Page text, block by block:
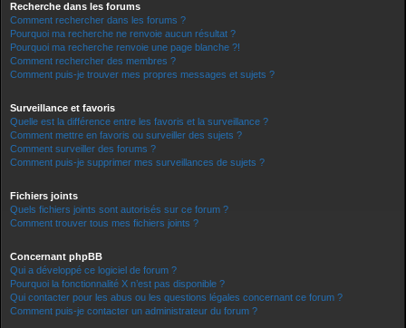
Recherche dans les forums
Comment rechercher dans les forums ?
Pourquoi ma recherche ne renvoie aucun résultat ?
Pourquoi ma recherche renvoie une page blanche ?!
Comment rechercher des membres ?
Comment puis-je trouver mes propres messages et sujets ?
Surveillance et favoris
Quelle est la différence entre les favoris et la surveillance ?
Comment mettre en favoris ou surveiller des sujets ?
Comment surveiller des forums ?
Comment puis-je supprimer mes surveillances de sujets ?
Fichiers joints
Quels fichiers joints sont autorisés sur ce forum ?
Comment trouver tous mes fichiers joints ?
Concernant phpBB
Qui a développé ce logiciel de forum ?
Pourquoi la fonctionnalité X n’est pas disponible ?
Qui contacter pour les abus ou les questions légales concernant ce forum ?
Comment puis-je contacter un administrateur du forum ?